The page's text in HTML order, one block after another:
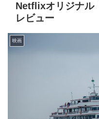
Netflixオリジナル
レビュー
映画